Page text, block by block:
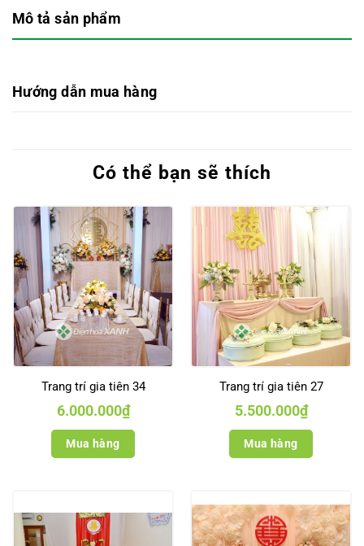
Mô tả sản phẩm
Hướng dẫn mua hàng
Có thể bạn sẽ thích
Trang trí gia tiên 34
6.000.000₫
Mua hàng
Trang trí gia tiên 27
5.500.000₫
Mua hàng